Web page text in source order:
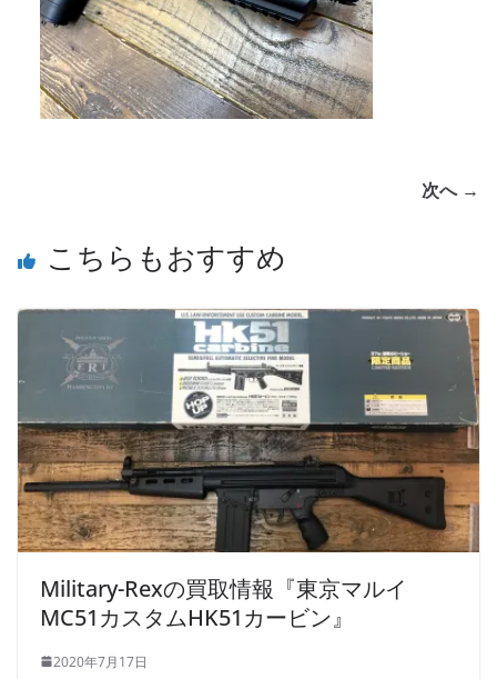
次へ →
こちらもおすすめ
Military-Rexの買取情報『東京マルイ
MC51カスタムHK51カービン』
2020年7月17日